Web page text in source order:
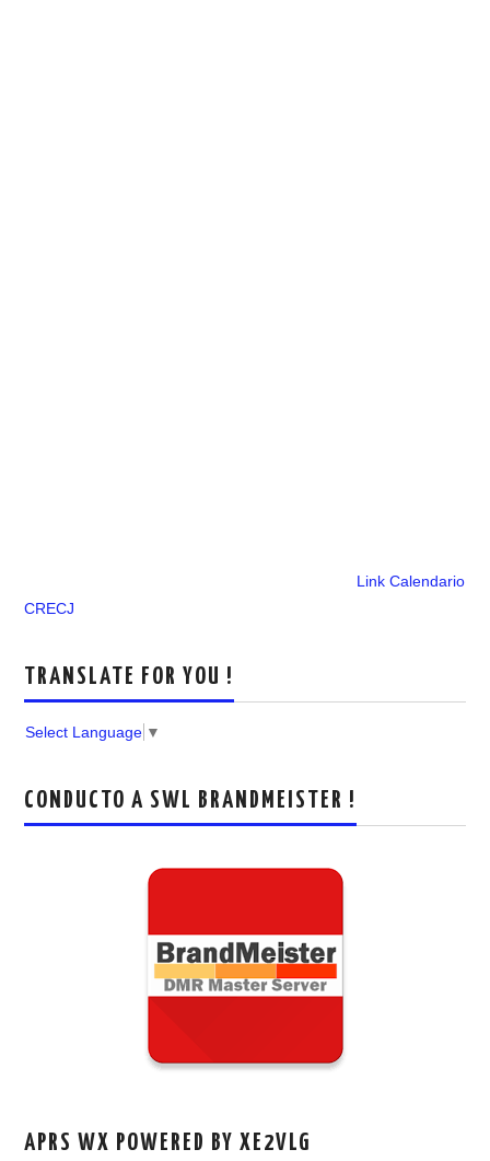
Link Calendario
CRECJ
TRANSLATE FOR YOU !
Select Language ▼
CONDUCTO A SWL BRANDMEISTER !
APRS WX POWERED BY XE2VLG